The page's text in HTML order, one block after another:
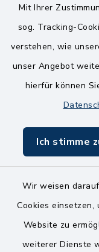
Mit Ihrer
sog. Tracking-
verstehen, wie
unser Angebot
hierfür können
Ich stimme
Wir weisen
Cookies
Website zu
weiterer Dienste
14.00-18.00
Freitag
8.00-11.00